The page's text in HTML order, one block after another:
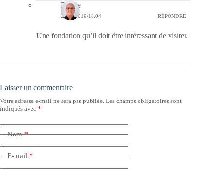
Bernie
22/01/2019/18:04 RÉPONDRE
Une fondation qu’il doit être intéressant de visiter.
Laisser un commentaire
Votre adresse e-mail ne sera pas publiée. Les champs obligatoires sont
indiqués avec *
Nom*
E-mail*